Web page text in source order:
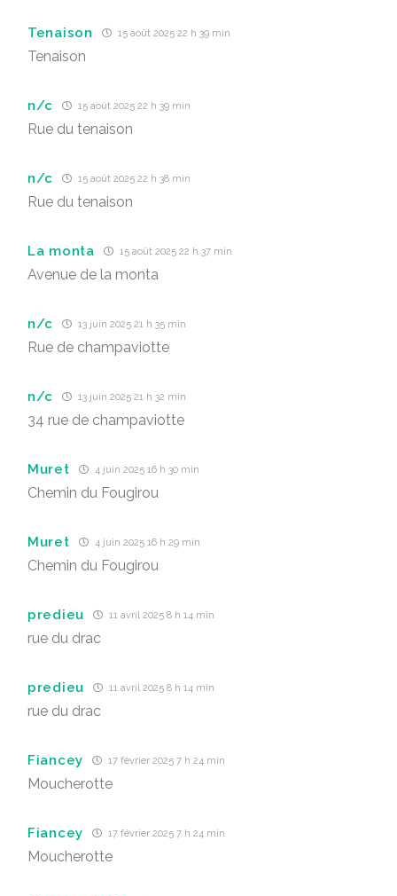
Tenaison 15 août 2025 22 h 39 min
Tenaison
n/c 15 août 2025 22 h 39 min
Rue du tenaison
n/c 15 août 2025 22 h 38 min
Rue du tenaison
La monta 15 août 2025 22 h 37 min
Avenue de la monta
n/c 13 juin 2025 21 h 35 min
Rue de champaviotte
n/c 13 juin 2025 21 h 32 min
34 rue de champaviotte
Muret 4 juin 2025 16 h 30 min
Chemin du Fougirou
Muret 4 juin 2025 16 h 29 min
Chemin du Fougirou
predieu 11 avril 2025 8 h 14 min
rue du drac
predieu 11 avril 2025 8 h 14 min
rue du drac
Fiancey 17 février 2025 7 h 24 min
Moucherotte
Fiancey 17 février 2025 7 h 24 min
Moucherotte